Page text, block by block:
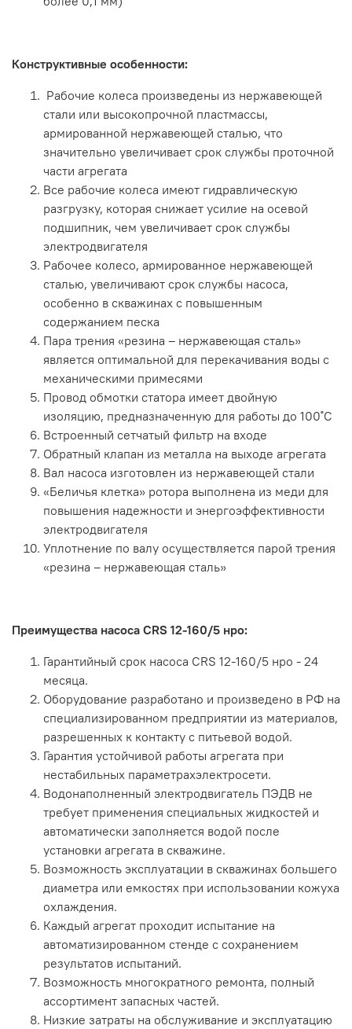
Конструктивные особенности:
Рабочие колеса произведены из нержавеющей
стали или высокопрочной пластмассы,
армированной нержавеющей сталью, что
значительно увеличивает срок службы проточной
части агрегата
Все рабочие колеса имеют гидравлическую
разгрузку, которая снижает усилие на осевой
подшипник, чем увеличивает срок службы
электродвигателя
Рабочее колесо, армированное нержавеющей
сталью, увеличивают срок службы насоса,
особенно в скважинах с повышенным
содержанием песка
Пара трения «резина – нержавеющая сталь»
является оптимальной для перекачивания воды с
механическими примесями
Провод обмотки статора имеет двойную
изоляцию, предназначенную для работы до 100˚С
Встроенный сетчатый фильтр на входе
Обратный клапан из металла на выходе агрегата
Вал насоса изготовлен из нержавеющей стали
«Беличья клетка» ротора выполнена из меди для
повышения надежности и энергоэффективности
электродвигателя
Уплотнение по валу осуществляется парой трения
«резина – нержавеющая сталь»
Преимущества насоса CRS 12-160/5 нро:
Гарантийный срок насоса CRS 12-160/5 нро - 24
месяца.
Оборудование разработано и произведено в РФ на
специализированном предприятии из материалов,
разрешенных к контакту с питьевой водой.
Гарантия устойчивой работы агрегата при
нестабильных параметрахэлектросети.
Водонаполненный электродвигатель ПЭДВ не
требует применения специальных жидкостей и
автоматически заполняется водой после
установки агрегата в скважине.
Возможность эксплуатации в скважинах большего
диаметра или емкостях при использовании кожуха
охлаждения.
Каждый агрегат проходит испытание на
автоматизированном стенде с сохранением
результатов испытаний.
Возможность многократного ремонта, полный
ассортимент запасных частей.
Низкие затраты на обслуживание и эксплуатацию